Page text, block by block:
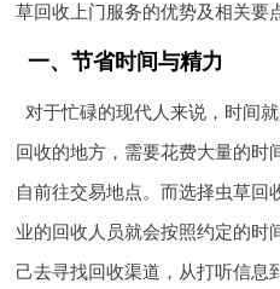
草回收上门服务的优势及相关要
一、节省时间与精力
对于忙碌的现代人来说，时间
回收的地方，需要花费大量的时
自前往交易地点。而选择虫草回
业的回收人员就会按照约定的时
己去寻找回收渠道，从打听信息